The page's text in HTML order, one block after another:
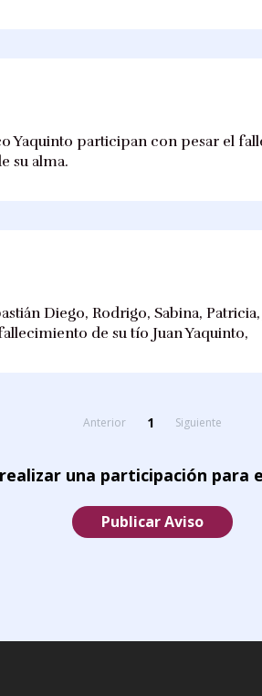
Yaquinto participan con pesar el
su alma.
Diego, Rodrigo, Sabina,
de su tío Juan Yaquinto,
Anterior 1 Siguiente
una participación para
Publicar Aviso